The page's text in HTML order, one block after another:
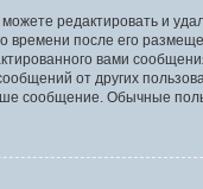
редактировать и
времени после его
вами
от других
сообщение. Обычные